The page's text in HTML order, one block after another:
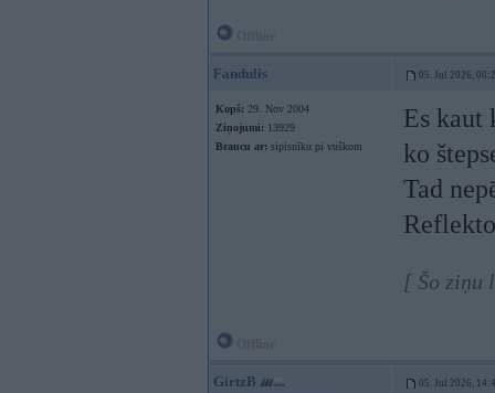
Fandulis 05. Jul 2026,
Kopš: 29. Nov 2004
Ziņojumi: 13929
Braucu ar: sipisnīku pi vuškom
Es kaut
ko
Tad
[ Šo ziņu
GirtzB 05. Jul 2026,